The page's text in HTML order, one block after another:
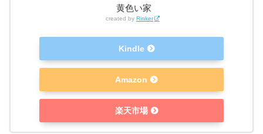
黄色い家
created by Rinker
Kindle
Amazon
楽天市場